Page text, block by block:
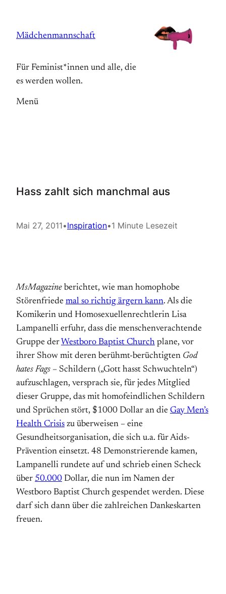
springen
Mädchenmannschaft
Für Feminist*innen und alle, die
es werden wollen.
Menü
Hass zahlt sich manchmal aus
Mai 27, 2011•Inspiration•1 Minute Lesezeit
MsMagazine berichtet, wie man homophobe
Störenfriede mal so richtig ärgern kann. Als die
Komikerin und Homosexuellenrechtlerin Lisa
Lampanelli erfuhr, dass die menschenverachtende
Gruppe der Westboro Baptist Church plane, vor
ihrer Show mit deren berühmt-berüchtigten God
hates Fags – Schildern („Gott hasst Schwuchteln“)
aufzuschlagen, versprach sie, für jedes Mitglied
dieser Gruppe, das mit homofeindlichen Schildern
und Sprüchen stört, $1000 Dollar an die Gay Men’s
Health Crisis zu überweisen – eine
Gesundheitsorganisation, die sich u.a. für Aids-
Prävention einsetzt. 48 Demonstrierende kamen,
Lampanelli rundete auf und schrieb einen Scheck
über 50.000 Dollar, die nun im Namen der
Westboro Baptist Church gespendet werden. Diese
darf sich dann über die zahlreichen Dankeskarten
freuen.